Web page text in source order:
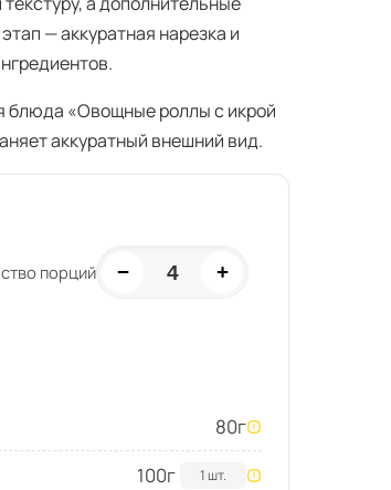
— аккуратная нарезка и
блюда «Овощные роллы с икрой
аккуратный внешний вид.
порций − 4 +
80г
100г 1 шт.